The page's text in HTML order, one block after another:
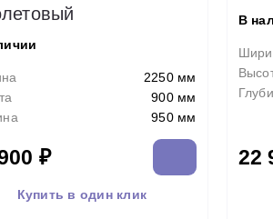
2250 мм
900 мм
950 мм
₽
Купить в один клик
В
22